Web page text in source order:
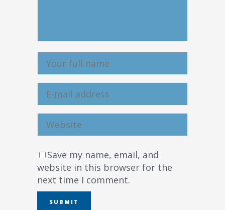
Save my name, email, and
website in this browser for the
next time I comment.